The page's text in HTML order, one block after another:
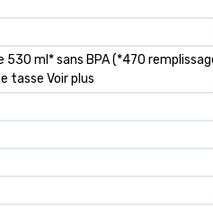
530 ml* sans BPA (*470
tasse Voir plus